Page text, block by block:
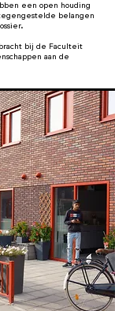
een open houding
belangen
bij de Faculteit
aan de